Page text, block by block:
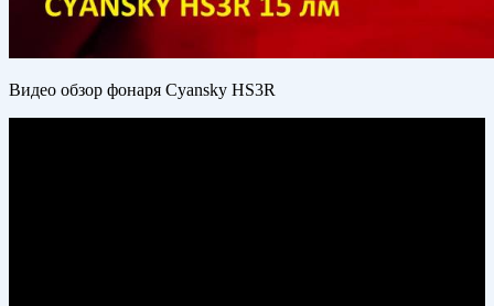
Видео обзор фонаря Cyansky HS3R